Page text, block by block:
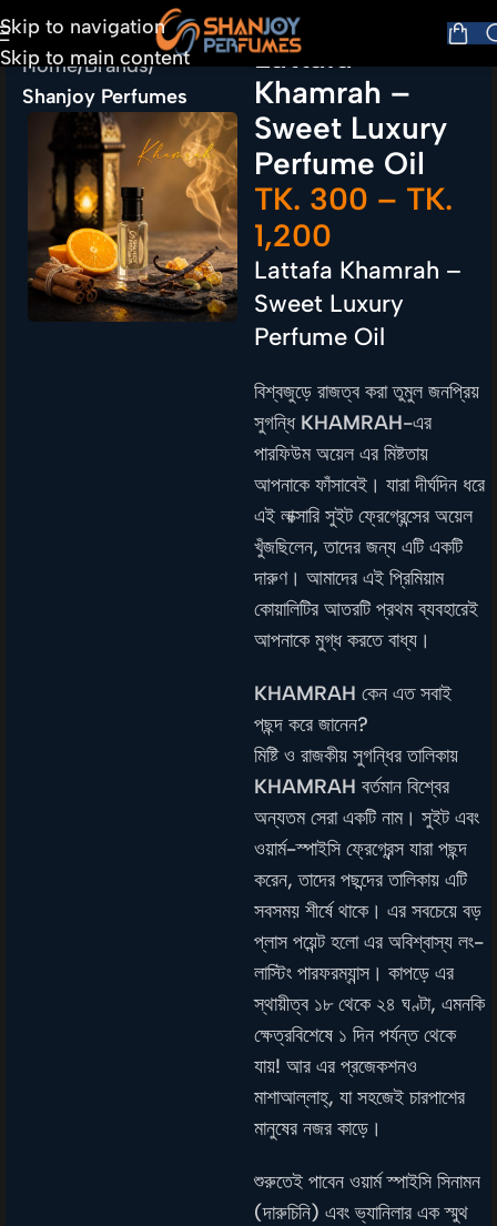
Skip to navigation
Skip to main content
Home Brands
Shanjoy Perfumes
Lattafa
Khamrah –
Sweet Luxury
Perfume Oil
TK. 300 – TK.
1,200
Lattafa Khamrah –
Sweet Luxury
Perfume Oil
বিশ্বজুড়ে রাজত্ব করা তুমুল জনপ্রিয়
সুগন্ধি KHAMRAH-এর
পারফিউম অয়েল এর মিষ্টতায়
আপনাকে ফাঁসাবেই। যারা দীর্ঘদিন ধরে
এই লাক্সারি সুইট ফ্রেগ্রেন্সের অয়েল
খুঁজছিলেন, তাদের জন্য এটি একটি
দারুণ। আমাদের এই প্রিমিয়াম
কোয়ালিটির আতরটি প্রথম ব্যবহারেই
আপনাকে মুগ্ধ করতে বাধ্য।
KHAMRAH কেন এত সবাই
পছন্দ করে জানেন?
মিষ্টি ও রাজকীয় সুগন্ধির তালিকায়
KHAMRAH বর্তমান বিশ্বের
অন্যতম সেরা একটি নাম। সুইট এবং
ওয়ার্ম-স্পাইসি ফ্রেগ্রেন্স যারা পছন্দ
করেন, তাদের পছন্দের তালিকায় এটি
সবসময় শীর্ষে থাকে। এর সবচেয়ে বড়
প্লাস পয়েন্ট হলো এর অবিশ্বাস্য লং-
লাস্টিং পারফরম্যান্স। কাপড়ে এর
স্থায়ীত্ব ১৮ থেকে ২৪ ঘণ্টা, এমনকি
ক্ষেত্রবিশেষে ১ দিন পর্যন্ত থেকে
যায়! আর এর প্রজেকশনও
মাশাআল্লাহ্, যা সহজেই চারপাশের
মানুষের নজর কাড়ে।
শুরুতেই পাবেন ওয়ার্ম স্পাইসি সিনামন
(দারুচিনি) এবং ভ্যানিলার এক স্মুথ